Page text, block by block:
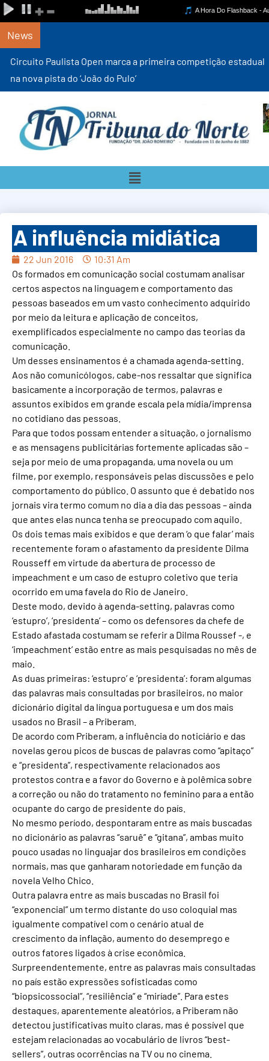
News
Circuito Paulista Open marca a primeira competição estadual
na nova pista do ‘João do Pulo’
A influência midiática
22 Jun 2016
10:31 Am
Os formados em comunicação social costumam analisar
certos aspectos na linguagem e comportamento das
pessoas baseados em um vasto conhecimento adquirido
por meio da leitura e aplicação de conceitos,
exemplificados especialmente no campo das teorias da
comunicação.
Um desses ensinamentos é a chamada agenda-setting.
Aos não comunicólogos, cabe-nos ressaltar que significa
basicamente a incorporação de termos, palavras e
assuntos exibidos em grande escala pela mídia/imprensa
no cotidiano das pessoas.
Para que todos possam entender a situação, o jornalismo
e as mensagens publicitárias fortemente aplicadas são –
seja por meio de uma propaganda, uma novela ou um
filme, por exemplo, responsáveis pelas discussões e pelo
comportamento do público. O assunto que é debatido nos
jornais vira termo comum no dia a dia das pessoas – ainda
que antes elas nunca tenha se preocupado com aquilo.
Os dois temas mais exibidos e que deram ‘o que falar’ mais
recentemente foram o afastamento da presidente Dilma
Rousseff em virtude da abertura de processo de
impeachment e um caso de estupro coletivo que teria
ocorrido em uma favela do Rio de Janeiro.
Deste modo, devido à agenda-setting, palavras como
‘estupro’, ‘presidenta’ – como os defensores da chefe de
Estado afastada costumam se referir a Dilma Roussef -, e
‘impeachment’ estão entre as mais pesquisadas no mês de
maio.
As duas primeiras: ‘estupro’ e ‘presidenta’: foram algumas
das palavras mais consultadas por brasileiros, no maior
dicionário digital da língua portuguesa e um dos mais
usados no Brasil – a Priberam.
De acordo com Priberam, a influência do noticiário e das
novelas gerou picos de buscas de palavras como “apitaço”
e “presidenta”, respectivamente relacionados aos
protestos contra e a favor do Governo e à polêmica sobre
a correção ou não do tratamento no feminino para a então
ocupante do cargo de presidente do país.
No mesmo período, despontaram entre as mais buscadas
no dicionário as palavras “saruê” e “gitana”, ambas muito
pouco usadas no linguajar dos brasileiros em condições
normais, mas que ganharam notoriedade em função da
novela Velho Chico.
Outra palavra entre as mais buscadas no Brasil foi
“exponencial” um termo distante do uso coloquial mas
igualmente compatível com o cenário atual de
crescimento da inflação, aumento do desemprego e
outros fatores ligados à crise econômica.
Surpreendentemente, entre as palavras mais consultadas
no país estão expressões sofisticadas como
“biopsicossocial”, “resiliência” e “miríade”. Para estes
destaques, aparentemente aleatórios, a Priberam não
detectou justificativas muito claras, mas é possível que
estejam relacionadas ao vocabulário de livros “best-
sellers”, outras ocorrências na TV ou no cinema.